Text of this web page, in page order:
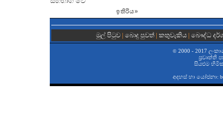
ඉතිරිය»
මුල් පිටුව | බොදු පුවත්| කතුවැකිය| බෞද්ධ
©2000 - 2017
ප‍්‍රවෘත්ති
සියළුම
අදහස් හා යෝජනා: